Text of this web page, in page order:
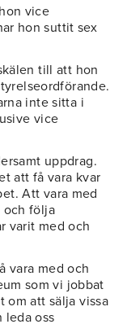
vice
hon suttit sex
till att hon
inte sitta i
vice
uppdrag.
att få vara kvar
Att vara med
och följa
varit med och
vara med och
som vi jobbat
om att sälja vissa
leda oss